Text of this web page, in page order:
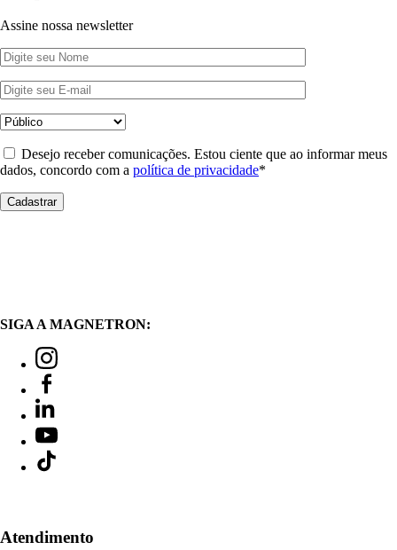
Assine nossa newsletter
Desejo receber comunicações. Estou ciente que ao informar meus
dados, concordo com a política de privacidade*
SIGA A MAGNETRON:
Atendimento